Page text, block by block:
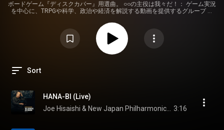
ボードゲーム『ディスクカバー』用選曲。 ○○の主役は我々だ！： ゲーム実況
を中心に、TRPGや科学、政治や経済を解説する動画を提供するグループ 選
レイヤーの心を動かし、自身でも気づかぬ潜在的な感性と創造力と表現を呼
び起こしてくれることを期待します！
Sort
HANA-BI (Live)
3:16